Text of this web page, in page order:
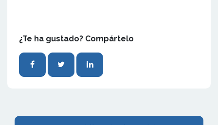
¿Te ha gustado? Compártelo